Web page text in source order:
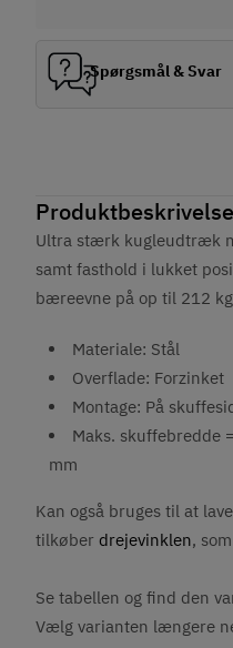
Produktbeskrivelse
Ultra stærk kugleudtræk
samt fasthold i lukket
bæreevne på op til 212
Materiale: Stål
Overflade: Forzinket
Montage: På
Maks. skuffebredde
mm
Kan også bruges til at
tilkøberdrejevinklen,
Se tabellen og find den
Vælg varianten længere
Spørgsmål & Svar